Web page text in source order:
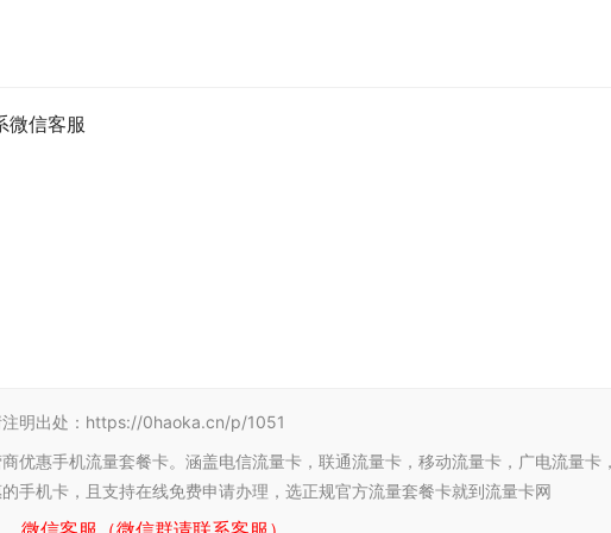
微信客服
注明出处：https://0haoka.cn/p/1051
优惠手机流量套餐卡。涵盖电信流量卡，联通流量卡，移动流量卡，广电流量卡
手机卡，且支持在线免费申请办理，选正规官方流量套餐卡就到流量卡网